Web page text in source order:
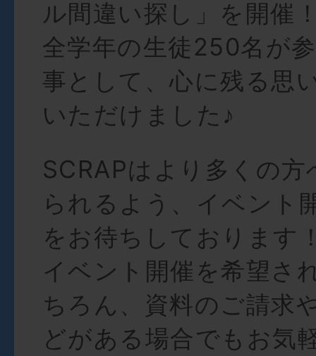
ル間違い探し」を開催
全学年の生徒250名が
事として、心に残る思
いただけました♪
SCRAPはより多くの
られるよう、イベント
をお待ちしております
イベント開催を希望さ
ちろん、資料のご請求
どがある場合でもお気